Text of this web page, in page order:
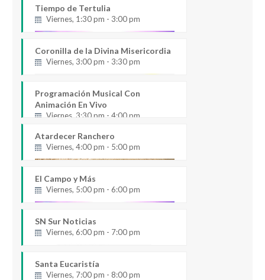
Tiempo de Tertulia
Viernes, 1:30 pm - 3:00 pm
Coronilla de la Divina Misericordia
Viernes, 3:00 pm - 3:30 pm
Programación Musical Con
Animación En Vivo
Viernes, 3:30 pm - 4:00 pm
Atardecer Ranchero
Viernes, 4:00 pm - 5:00 pm
El Campo y Más
Viernes, 5:00 pm - 6:00 pm
SN Sur Noticias
Viernes, 6:00 pm - 7:00 pm
Santa Eucaristía
Viernes, 7:00 pm - 8:00 pm